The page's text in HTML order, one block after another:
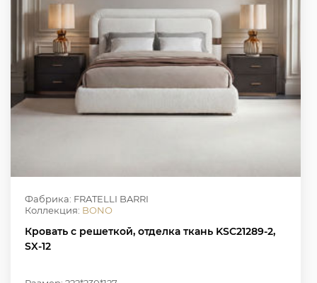
Фабрика: FRATELLI BARRI
Коллекция: BONO
Кровать с решеткой, отделка ткань KSC21289-2,
SX-12